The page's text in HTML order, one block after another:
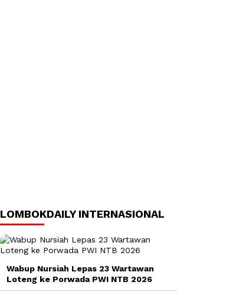
LOMBOKDAILY INTERNASIONAL
Wabup Nursiah Lepas 23 Wartawan
Loteng ke Porwada PWI NTB 2026